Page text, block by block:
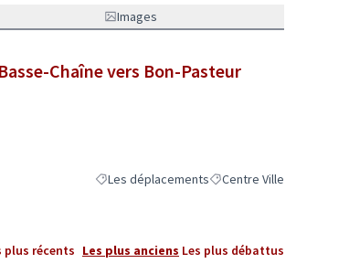
Images
Chaîne vers Bon-Pasteur
Filtrer les résultats de la catégorie : Les
Les déplacementsFiltrer les résultats pour
Centre Ville
plus récents Les plus anciens Les plus débattus